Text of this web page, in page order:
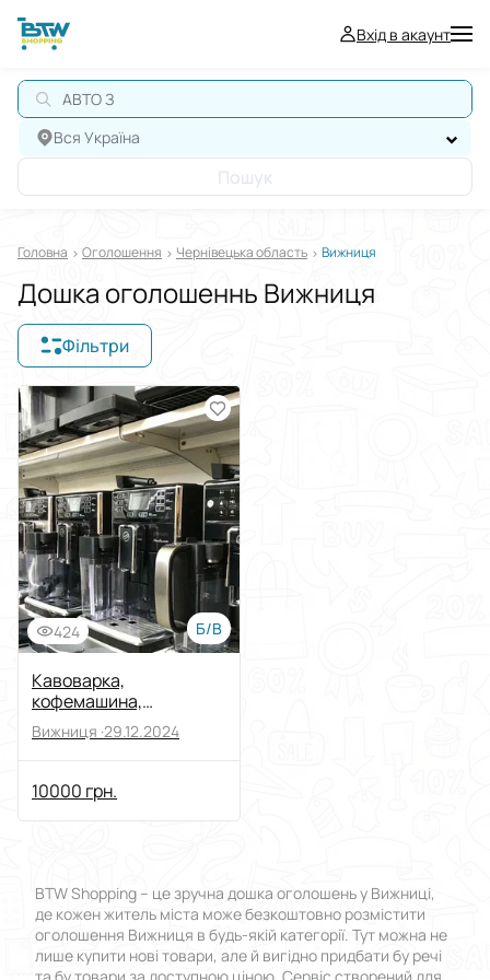
Вхід в акаунт
АВТО З П
Вся Україна
Пошук
Головна Оголошення Чернівецька область Вижниця
Дошка оголошеннь Вижниця
Фільтри
Відображати в
Сортувати за
Виберіть групу категорій
Ціна
Від
Стан
424 Б/В
Кавоварка,
кофемашина,
кофеварка Saeco
Вижниця ·29.12.2024
10000 грн.
BTW Shopping – це зручна дошка оголошень у Вижниці,
де кожен житель міста може безкоштовно розмістити
оголошення Вижниця в будь-якій категорії. Тут можна не
лише купити нові товари, але й вигідно придбати бу речі